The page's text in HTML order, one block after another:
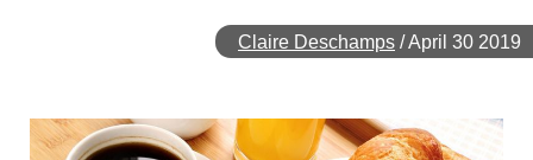
Claire Deschamps /April 30 2019